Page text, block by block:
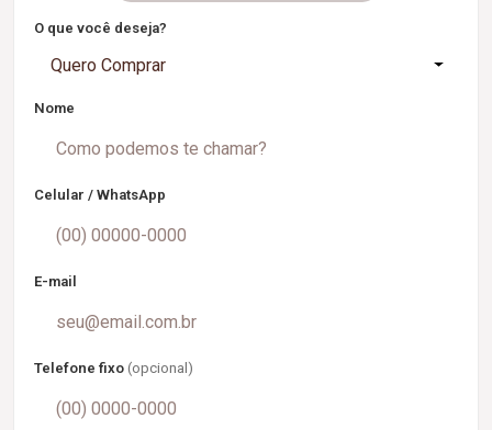
O que você deseja?
Quero Comprar
Nome
Celular / WhatsApp
E-mail
Telefone fixo (opcional)